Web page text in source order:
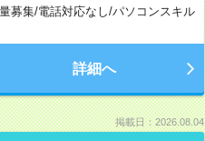
募集/電話対応なし/パソコンスキル
詳細へ
掲載日：2026.08.04